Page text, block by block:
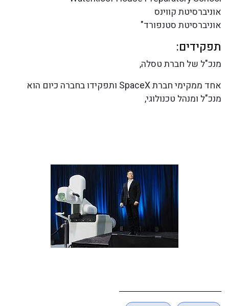
אוניברסיטת קווינס
אוניברסיטת סטנפורד"
תפקידים:
מנכ"ל של חברת טסלה,
אחד ממקימי חברת SpaceX ותפקידו בחברה כיום הוא
מנכ"ל ומנהל טכנולוגי,